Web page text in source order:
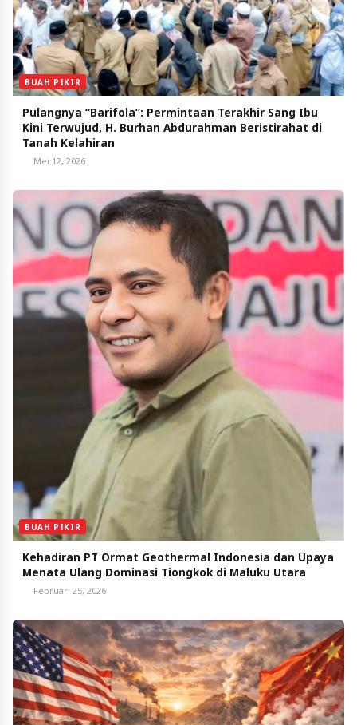
BUAH PIKIR
Pulangnya “Barifola”: Permintaan Terakhir Sang Ibu
Kini Terwujud, H. Burhan Abdurahman Beristirahat di
Tanah Kelahiran
Mei 12, 2026
BUAH PIKIR
Kehadiran PT Ormat Geothermal Indonesia dan Upaya
Menata Ulang Dominasi Tiongkok di Maluku Utara
Februari 25, 2026